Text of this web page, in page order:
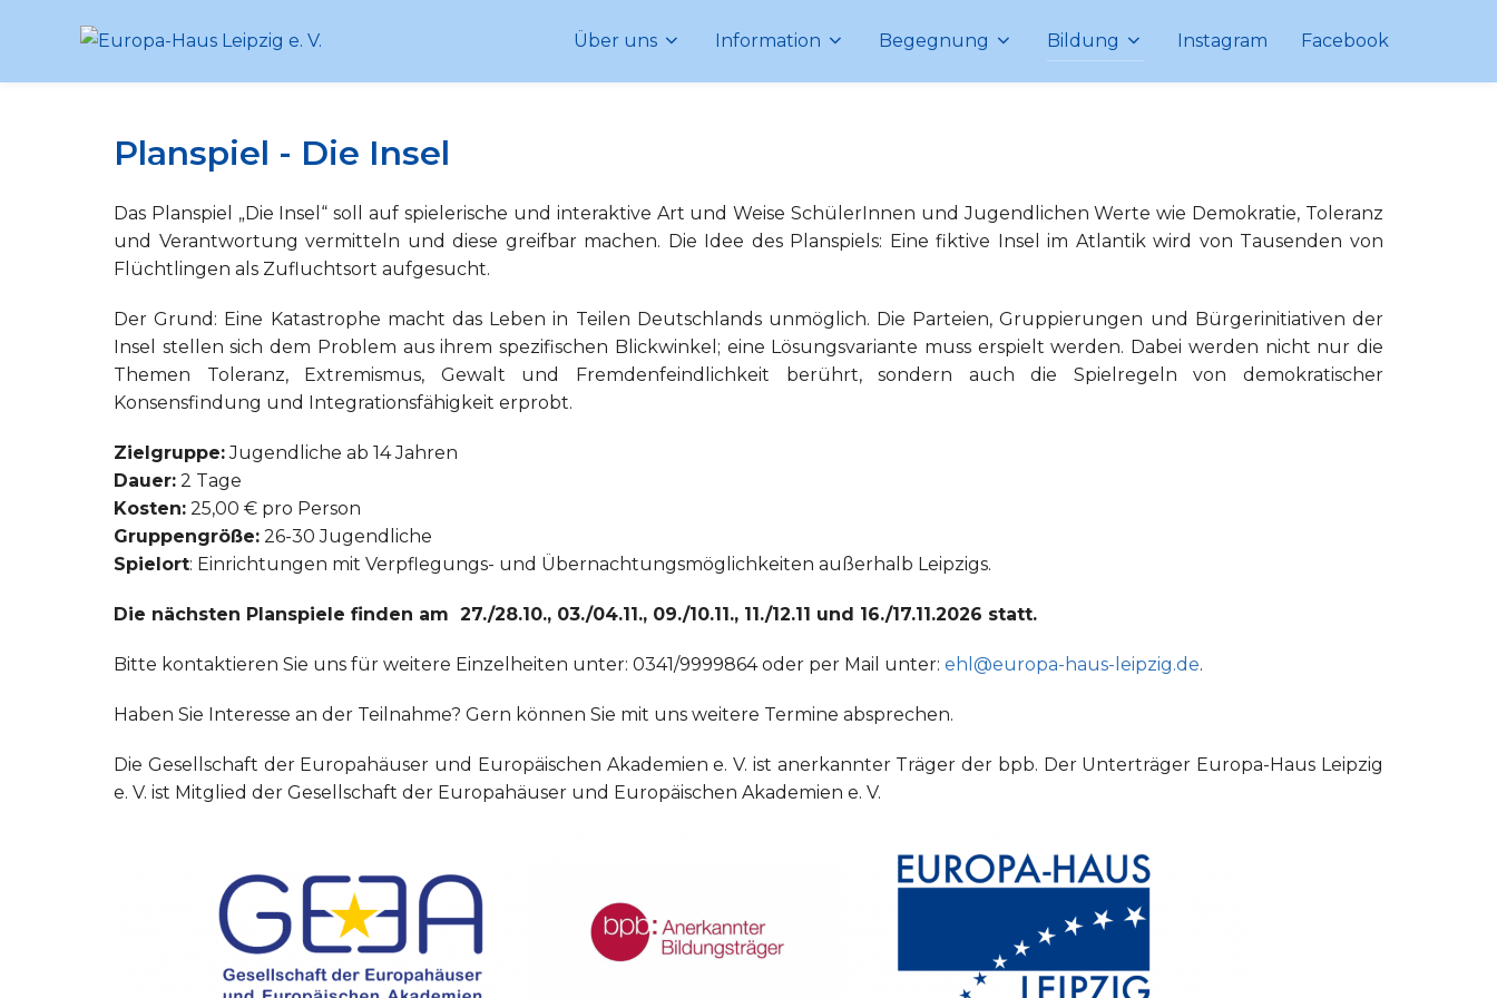
Über uns Information Begegnung Bildung Instagram Facebook
Planspiel - Die Insel
Das Planspiel „Die Insel“ soll auf spielerische und interaktive Art und Weise SchülerInnen und Jugendlichen Werte wie Demokratie, Toleranz
und Verantwortung vermitteln und diese greifbar machen. Die Idee des Planspiels: Eine fiktive Insel im Atlantik wird von Tausenden von
Flüchtlingen als Zufluchtsort aufgesucht.
Der Grund: Eine Katastrophe macht das Leben in Teilen Deutschlands unmöglich. Die Parteien, Gruppierungen und Bürgerinitiativen der
Insel stellen sich dem Problem aus ihrem spezifischen Blickwinkel; eine Lösungsvariante muss erspielt werden. Dabei werden nicht nur die
Themen Toleranz, Extremismus, Gewalt und Fremdenfeindlichkeit berührt, sondern auch die Spielregeln von demokratischer
Konsensfindung und Integrationsfähigkeit erprobt.
Zielgruppe:Jugendliche ab 14 Jahren
Dauer: 2 Tage
Kosten: 25,00 € pro Person
Gruppengröße: 26-30 Jugendliche
Spielort: Einrichtungen mit Verpflegungs- und Übernachtungsmöglichkeiten außerhalb Leipzigs.
Die nächsten Planspiele finden am 27./28.10., 03./04.11., 09./10.11., 11./12.11 und 16./17.11.2026 statt.
Bitte kontaktieren Sie uns für weitere Einzelheiten unter: 0341/9999864 oder per Mail unter: ehl@europa-haus-leipzig.de.
Haben Sie Interesse an der Teilnahme? Gern können Sie mit uns weitere Termine absprechen.
Die Gesellschaft der Europahäuser und Europäischen Akademien e. V. ist anerkannter Träger der bpb. Der Unterträger Europa-Haus Leipzig
e. V. ist Mitglied der Gesellschaft der Europahäuser und Europäischen Akademien e. V.